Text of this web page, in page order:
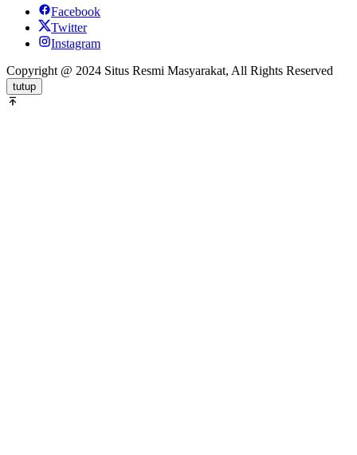
Facebook
Twitter
Instagram
Copyright @ 2024 Situs Resmi Masyarakat, All Rights Reserved
tutup